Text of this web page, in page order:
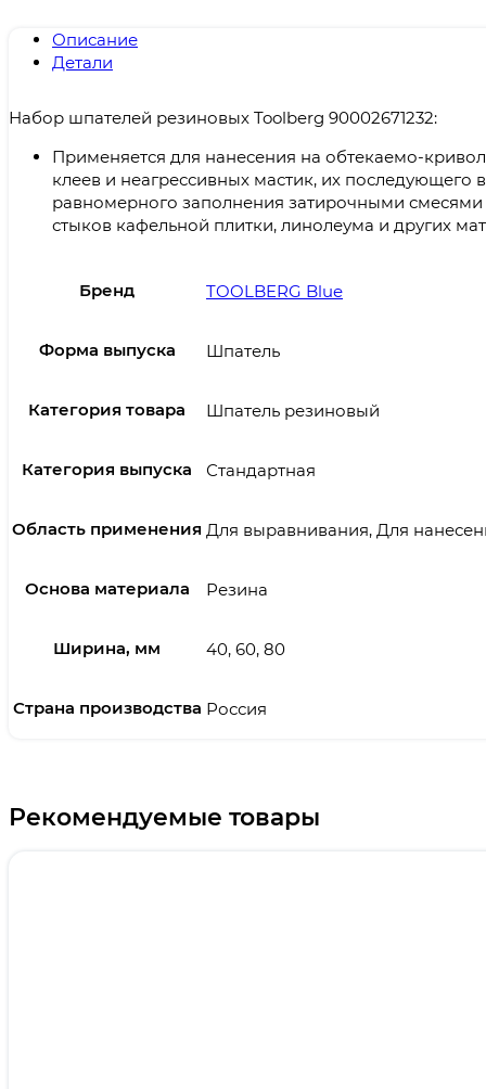
Описание
Детали
Набор шпателей резиновых Toolberg 90002671232:
Применяется для нанесения на обтекаемо-
клеев и неагрессивных мастик, их последующего
равномерного заполнения затирочными
стыков кафельной плитки, линолеума и других
Бренд TOOLBERG Blue
Форма выпуска Шпатель
Категория товара Шпатель резиновый
Категория выпуска Стандартная
Область применения Для выравнивания, Для
Основа материала Резина
Ширина, мм 40, 60, 80
Страна производства Россия
Рекомендуемые товары